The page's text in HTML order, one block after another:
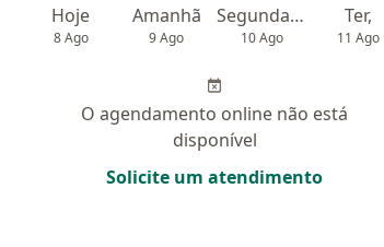
Hoje
8 Ago
Amanhã
9 Ago
Segunda-feira
10 Ago
Ter,
11 Ago
O agendamento online não está
disponível
Solicite um atendimento